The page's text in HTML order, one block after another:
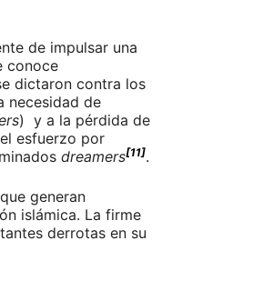
de impulsar una
conoce
dictaron contra los
necesidad de
) y a la pérdida de
esfuerzo por
dreamers[11].
generan
islámica. La firme
derrotas en su